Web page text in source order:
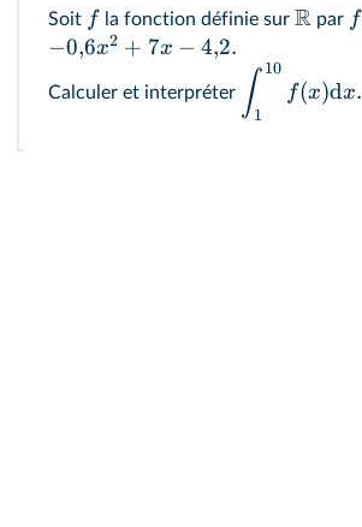
Soit f la fonction définie sur R par f
−0,6x2 + 7x − 4,2.
Calculer et interpréter ∫1
10
f(x)dx.